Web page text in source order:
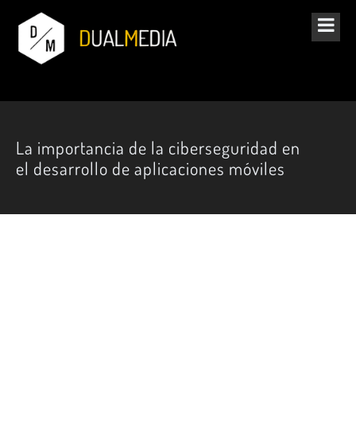
La importancia de la ciberseguridad en
el desarrollo de aplicaciones móviles